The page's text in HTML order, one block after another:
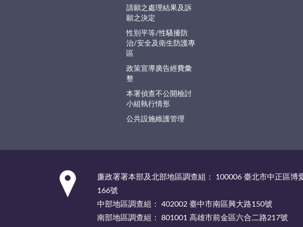
請願之處理結果及訴
願之決定
性別平等/性騷擾防
治/安全及衛生防護專
區
政策宣導廣告經費彙
整
本署偵查不公開檢討
小組執行情形
公共設施維護管理
廉政署署本部及北部地區調查組： 100006 臺北市中正區博
166號
中部地區調查組： 402002 臺中市南區興大路150號
南部地區調查組： 801001 高雄市前金區六合二路217號